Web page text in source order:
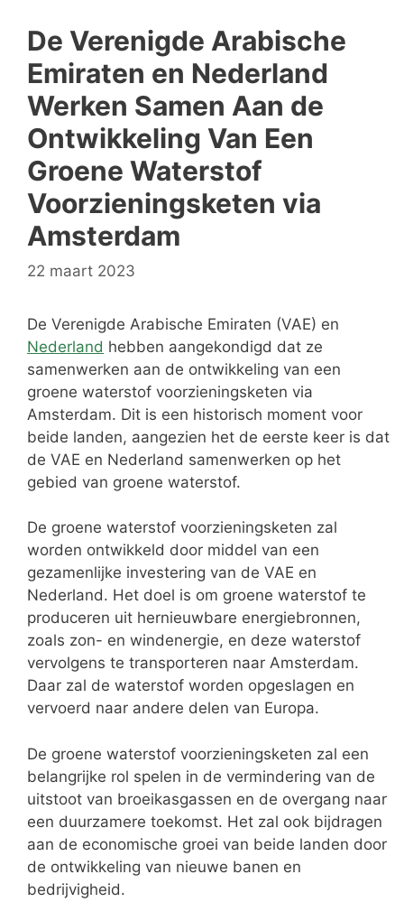
De Verenigde Arabische
Emiraten en Nederland
Werken Samen Aan de
Ontwikkeling Van Een
Groene Waterstof
Voorzieningsketen via
Amsterdam
22 maart 2023
De Verenigde Arabische Emiraten (VAE) en
Nederland hebben aangekondigd dat ze
samenwerken aan de ontwikkeling van een
groene waterstof voorzieningsketen via
Amsterdam. Dit is een historisch moment voor
beide landen, aangezien het de eerste keer is dat
de VAE en Nederland samenwerken op het
gebied van groene waterstof.
De groene waterstof voorzieningsketen zal
worden ontwikkeld door middel van een
gezamenlijke investering van de VAE en
Nederland. Het doel is om groene waterstof te
produceren uit hernieuwbare energiebronnen,
zoals zon- en windenergie, en deze waterstof
vervolgens te transporteren naar Amsterdam.
Daar zal de waterstof worden opgeslagen en
vervoerd naar andere delen van Europa.
De groene waterstof voorzieningsketen zal een
belangrijke rol spelen in de vermindering van de
uitstoot van broeikasgassen en de overgang naar
een duurzamere toekomst. Het zal ook bijdragen
aan de economische groei van beide landen door
de ontwikkeling van nieuwe banen en
bedrijvigheid.